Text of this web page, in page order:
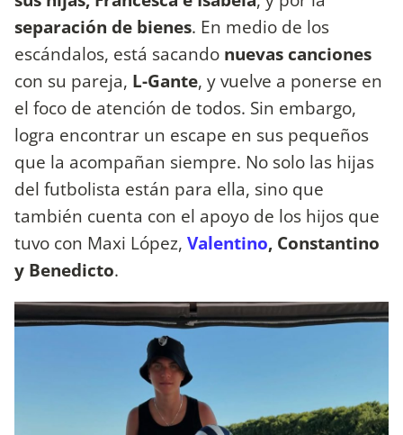
separación de bienes. En medio de los
escándalos, está sacando nuevas canciones
con su pareja, L-Gante, y vuelve a ponerse en
el foco de atención de todos. Sin embargo,
logra encontrar un escape en sus pequeños
que la acompañan siempre. No solo las hijas
del futbolista están para ella, sino que
también cuenta con el apoyo de los hijos que
tuvo con Maxi López, Valentino, Constantino
y Benedicto.